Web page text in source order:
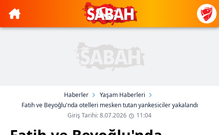
Haberler
Yaşam Haberleri
Fatih ve Beyoğlu'nda otelleri mesken tutan yankesiciler yakalandı
Giriş Tarihi: 8.07.2026
11:04